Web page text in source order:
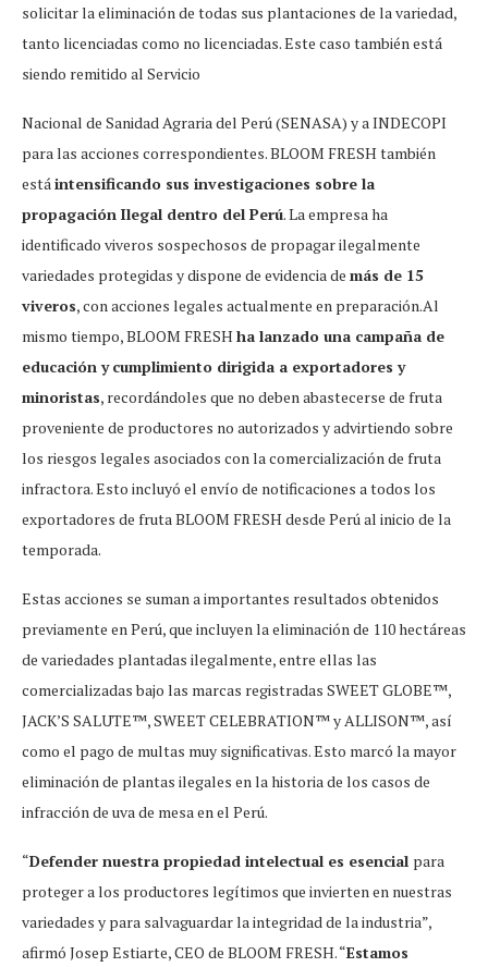
solicitar la eliminación de todas sus plantaciones de la variedad,
tanto licenciadas como no licenciadas. Este caso también está
siendo remitido al Servicio
Nacional de Sanidad Agraria del Perú (SENASA) y a INDECOPI
para las acciones correspondientes. BLOOM FRESH también
está intensificando sus investigaciones sobre la
propagación Ilegal dentro del Perú. La empresa ha
identificado viveros sospechosos de propagar ilegalmente
variedades protegidas y dispone de evidencia de más de 15
viveros, con acciones legales actualmente en preparación.Al
mismo tiempo, BLOOM FRESHha lanzado una campaña de
educación y cumplimiento dirigida a exportadores y
minoristas, recordándoles que no deben abastecerse de fruta
proveniente de productores no autorizados y advirtiendo sobre
los riesgos legales asociados con la comercialización de fruta
infractora. Esto incluyó el envío de notificaciones a todos los
exportadores de fruta BLOOM FRESH desde Perú al inicio de la
temporada.
Estas acciones se suman a importantes resultados obtenidos
previamente en Perú, que incluyen la eliminación de 110 hectáreas
de variedades plantadas ilegalmente, entre ellas las
comercializadas bajo las marcas registradas SWEET GLOBE™,
JACK’S SALUTE™, SWEET CELEBRATION™ y ALLISON™, así
como el pago de multas muy significativas. Esto marcó la mayor
eliminación de plantas ilegales en la historia de los casos de
infracción de uva de mesa en el Perú.
“Defender nuestra propiedad intelectual es esencial para
proteger a los productores legítimos que invierten en nuestras
variedades y para salvaguardar la integridad de la industria”,
afirmó Josep Estiarte, CEO de BLOOM FRESH. “Estamos